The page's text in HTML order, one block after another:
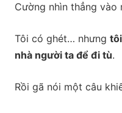
Cường nhìn thẳng vào
Tôi có ghét… nhưng
nhà người ta để đi tù.
Rồi gã nói một câu